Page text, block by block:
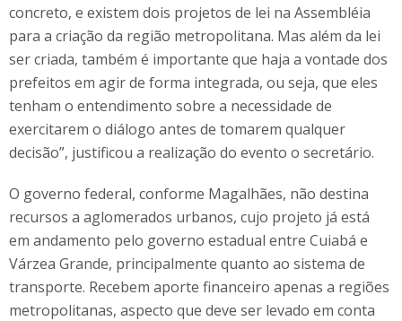
concreto, e existem dois projetos de lei na Assembléia
para a criação da região metropolitana. Mas além da lei
ser criada, também é importante que haja a vontade dos
prefeitos em agir de forma integrada, ou seja, que eles
tenham o entendimento sobre a necessidade de
exercitarem o diálogo antes de tomarem qualquer
decisão”, justificou a realização do evento o secretário.
O governo federal, conforme Magalhães, não destina
recursos a aglomerados urbanos, cujo projeto já está
em andamento pelo governo estadual entre Cuiabá e
Várzea Grande, principalmente quanto ao sistema de
transporte. Recebem aporte financeiro apenas a regiões
metropolitanas, aspecto que deve ser levado em conta